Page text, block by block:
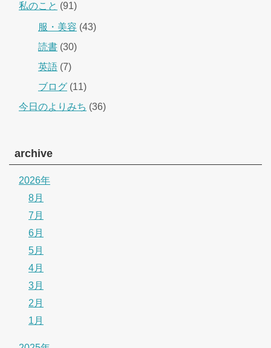
私のこと (91)
服・美容 (43)
読書 (30)
英語 (7)
ブログ (11)
今日のよりみち (36)
archive
2026年
8月
7月
6月
5月
4月
3月
2月
1月